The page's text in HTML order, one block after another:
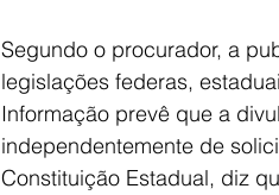
Segundo o procurador, a
legislações federas,
Informação prevê que a
independentemente de
Constituição Estadual, diz